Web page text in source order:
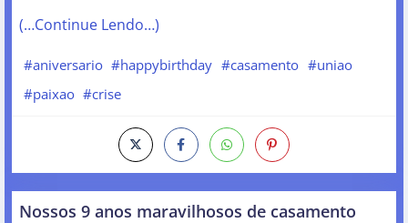
(…Continue Lendo…)
#aniversario #happybirthday #casamento #uniao
#paixao #crise
Nossos 9 anos maravilhosos de casamento